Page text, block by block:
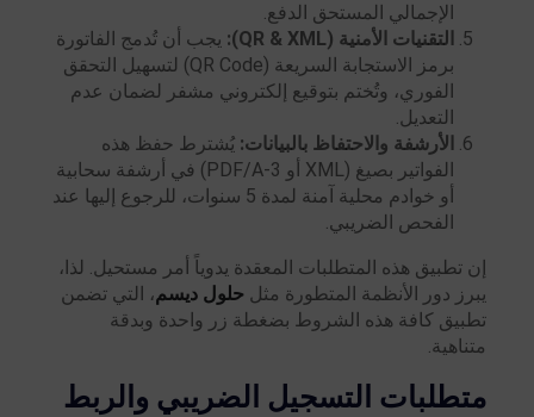
الإجمالي المستحق الدفع.
التقنيات الأمنية (QR & XML):
يجب أن تُدمج الفاتورة
برمز الاستجابة السريعة (QR Code) لتسهيل التحقق
الفوري، وتُختم بتوقيع إلكتروني مشفر لضمان عدم
التعديل.
الأرشفة والاحتفاظ بالبيانات: يُشترط حفظ هذه
الفواتير بصيغ (XML أو PDF/A-3) في أرشفة سحابية
أو خوادم محلية آمنة لمدة 5 سنوات، للرجوع إليها عند
الفحص الضريبي.
إن تطبيق هذه المتطلبات المعقدة يدوياً أمر مستحيل. لذا،
يبرز دور الأنظمة المتطورة مثل حلول ديسم، التي تضمن
تطبيق كافة هذه الشروط بضغطة زر واحدة وبدقة
متناهية.
متطلبات التسجيل الضريبي والربط